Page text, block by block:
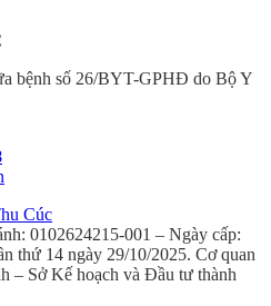
bệnh số 26/BYT-GPHĐ do Bộ Y
Cúc
0102624215-001 – Ngày cấp:
thứ 14 ngày 29/10/2025. Cơ quan
– Sở Kế hoạch và Đầu tư thành